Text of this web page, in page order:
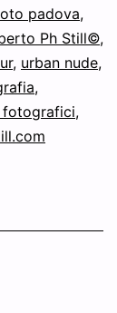
padova,
Ph Still©,
, urban nude,
,
,